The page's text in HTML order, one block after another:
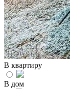
В квартиру
В дом